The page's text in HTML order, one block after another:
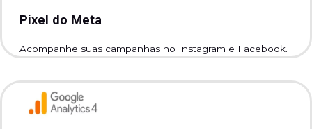
Pixel do Meta
Acompanhe suas campanhas no Instagram e Facebook.